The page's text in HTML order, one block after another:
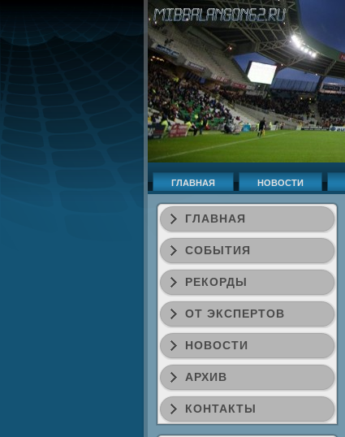
ГЛАВНАЯ НОВОСТИ
ГЛАВНАЯ
СОБЫТИЯ
РЕКОРДЫ
ОТ ЭКСПЕРТОВ
НОВОСТИ
АРХИВ
КОНТАКТЫ